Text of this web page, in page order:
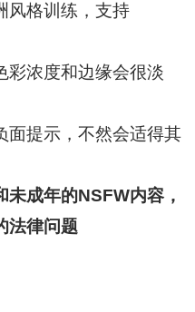
风格训练，支持
彩浓度和边缘会很淡
面提示，不然会适得其
成年的NSFW内容，
法律问题